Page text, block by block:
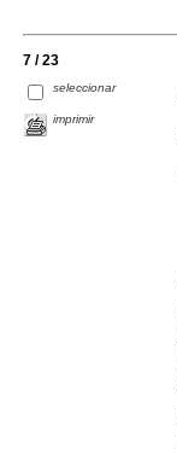
7 / 23
seleccionar
imprimir